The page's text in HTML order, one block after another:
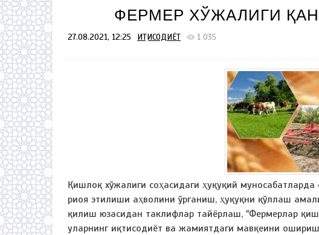
ФЕРМЕР ХЎЖАЛИГИ
27.08.2021, 12:25 ИҚТИСОДИЁТ 1 035
Қишлоқ хўжалиги соҳасидаги ҳуқуқий
риоя этилиши аҳволини ўрганиш, ҳуқуқни қўллаш
қилиш юзасидан таклифлар тайёрлаш, "Фермерлар
уларнинг иқтисодиёт ва жамиятдаги мавқеини